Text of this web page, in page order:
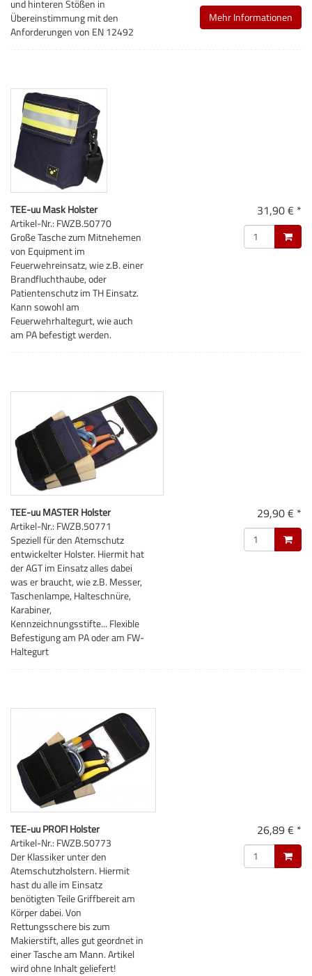
und hinteren Stößen in
Übereinstimmung mit den
Anforderungen von EN 12492
Mehr Informationen
TEE-uu Mask Holster
Artikel-Nr.: FWZB.50770
Große Tasche zum Mitnehemen
von Equipment im
Feuerwehreinsatz, wie z.B. einer
Brandfluchthaube, oder
Patientenschutz im TH Einsatz.
Kann sowohl am
Feuerwehrhaltegurt, wie auch
am PA befestigt werden.
31,90 € *
TEE-uu MASTER Holster
Artikel-Nr.: FWZB.50771
Speziell für den Atemschutz
entwickelter Holster. Hiermit hat
der AGT im Einsatz alles dabei
was er braucht, wie z.B. Messer,
Taschenlampe, Halteschnüre,
Karabiner,
Kennzeichnungsstifte... Flexible
Befestigung am PA oder am FW-
Haltegurt
29,90 € *
TEE-uu PROFI Holster
Artikel-Nr.: FWZB.50773
Der Klassiker unter den
Atemschutzholstern. Hiermit
hast du alle im Einsatz
benötigten Teile Griffbereit am
Körper dabei. Von
Rettungsschere bis zum
Makierstift, alles gut geordnet in
einer Tasche am Mann. Artikel
wird ohne Inhalt geliefert!
26,89 € *